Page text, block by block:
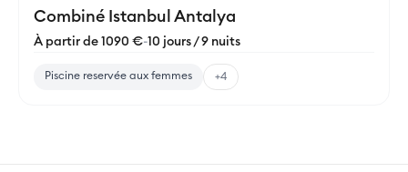
Combiné Istanbul Antalya
À partir de 1090 €-10 jours / 9 nuits
Piscine reservée aux femmes +4